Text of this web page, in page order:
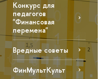
Конкурс для
педагогов
"Финансовая
перемена"
Вредные советы
ФинМультКульт